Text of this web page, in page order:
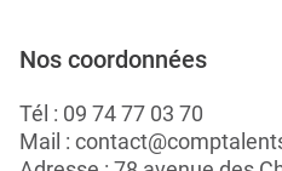
Nos coordonnées
Tél : 09 74 77 03 70
Mail :